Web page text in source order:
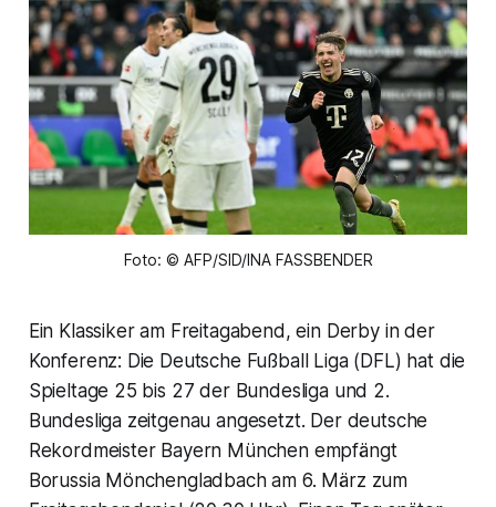
Foto: © AFP/SID/INA FASSBENDER
Ein Klassiker am Freitagabend, ein Derby in der
Konferenz: Die Deutsche Fußball Liga (DFL) hat die
Spieltage 25 bis 27 der Bundesliga und 2.
Bundesliga zeitgenau angesetzt. Der deutsche
Rekordmeister Bayern München empfängt
Borussia Mönchengladbach am 6. März zum